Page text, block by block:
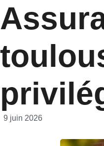
9 juin 2026